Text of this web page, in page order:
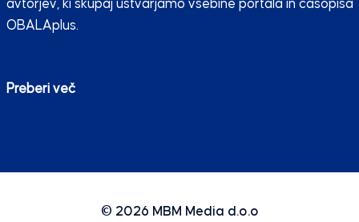
avtorjev, ki skupaj ustvarjamo vsebine portala in časopisa
OBALAplus.
Preberi več
© 2026 MBM Media d.o.o